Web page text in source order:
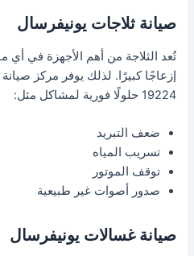
صيانة ثلاجات يونيفرسال
تُعد الثلاجة من أهم الأجهزة في
إزعاجًا كبيرًا. لذلك يوفر مركز
19224 حلولًا فورية لمشاكل مثل:
ضعف التبريد
تسريب المياه
توقف الموتور
صدور أصوات غير طبيعية
صيانة غسالات يونيفرسال